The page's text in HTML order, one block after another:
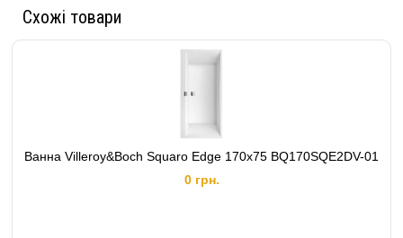
Схожі товари
Ванна Villeroy&Boch Squaro Edge 170x75 BQ170SQE2DV-01
0 грн.